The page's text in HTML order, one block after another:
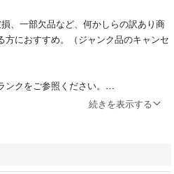
、一部欠品など、何かしらの訳あり商
におすすめ。（ジャンク品のキャンセ
クをご参照ください。
保管しているため、商品の内容・状態に
いただけるものが全てとなっておりま
続きを表示する